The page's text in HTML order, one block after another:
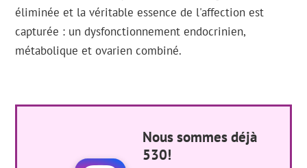
éliminée et la véritable essence de l'affection est
capturée : un dysfonctionnement endocrinien,
métabolique et ovarien combiné.
Nous sommes déjà
530!